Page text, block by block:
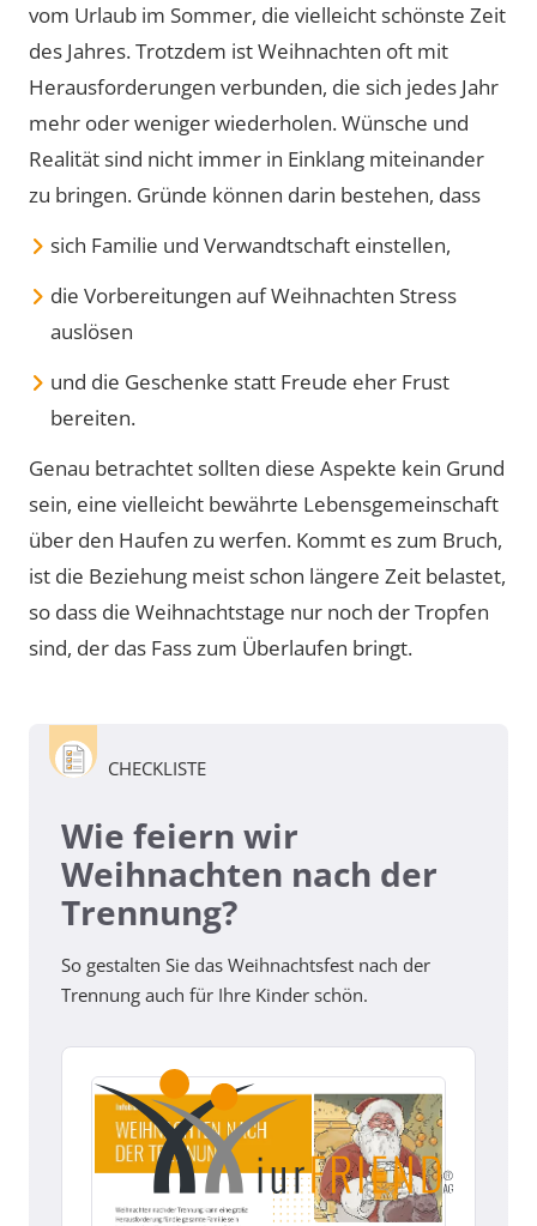
vom Urlaub im Sommer, die vielleicht schönste Zeit
des Jahres. Trotzdem ist Weihnachten oft mit
Herausforderungen verbunden, die sich jedes Jahr
mehr oder weniger wiederholen. Wünsche und
Realität sind nicht immer in Einklang miteinander
zu bringen. Gründe können darin bestehen, dass
sich Familie und Verwandtschaft einstellen,
die Vorbereitungen auf Weihnachten Stress
auslösen
und die Geschenke statt Freude eher Frust
bereiten.
Genau betrachtet sollten diese Aspekte kein Grund
sein, eine vielleicht bewährte Lebensgemeinschaft
über den Haufen zu werfen. Kommt es zum Bruch,
ist die Beziehung meist schon längere Zeit belastet,
so dass die Weihnachtstage nur noch der Tropfen
sind, der das Fass zum Überlaufen bringt.
CHECKLISTE
Wie feiern wir
Weihnachten nach der
Trennung?
So gestalten Sie das Weihnachtsfest nach der
Trennung auch für Ihre Kinder schön.